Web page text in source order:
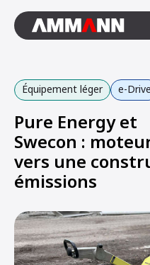
Équipement léger e-Drive
Pure Energy et
Swecon :
vers une
émissions